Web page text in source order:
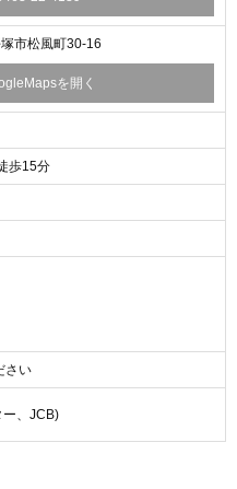
市松風町30-16
を開く
歩15分
ェア
さい
ー、JCB)